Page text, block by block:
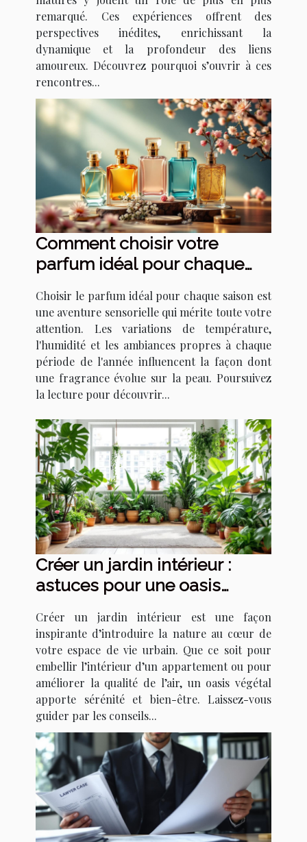
remarqué. Ces expériences offrent des
perspectives inédites, enrichissant la
dynamique et la profondeur des liens
amoureux. Découvrez pourquoi s’ouvrir à ces
rencontres...
Comment choisir votre
parfum idéal pour chaque
Choisir le parfum idéal pour chaque saison est
une aventure sensorielle qui mérite toute votre
attention. Les variations de température,
l'humidité et les ambiances propres à chaque
période de l'année influencent la façon dont
une fragrance évolue sur la peau. Poursuivez
la lecture pour découvrir...
Créer un jardin intérieur :
astuces pour une oasis
Créer un jardin intérieur est une façon
inspirante d’introduire la nature au cœur de
votre espace de vie urbain. Que ce soit pour
embellir l’intérieur d’un appartement ou pour
améliorer la qualité de l’air, un oasis végétal
apporte sérénité et bien-être. Laissez-vous
guider par les conseils...